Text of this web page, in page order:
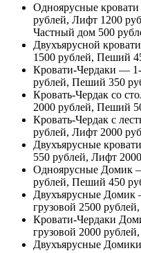
Одноярусные
рублей, Лифт 1200
Частный дом 500
Двухъярусной
1500 рублей, Пеший
Кровати-Чердаки —
рублей, Пеший 350
Кровать-Чердак со
2000 рублей, Пеший
Кровать-Чердак с
рублей, Лифт 2000
Двухъярусные
550 рублей, Лифт
Одноярусные Домик
рублей, Пеший 450
Двухъярусные Домик
грузовой 2500
Кровати-Чердаки
грузовой 2000
Двухъярусные